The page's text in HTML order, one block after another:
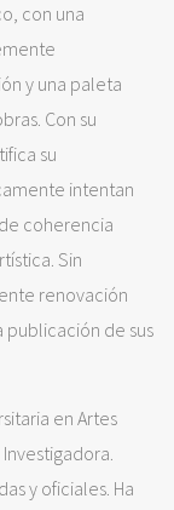
con una
y una paleta
Con su
su
intentan
coherencia
Sin
renovación
de sus
en Artes
y oficiales. Ha